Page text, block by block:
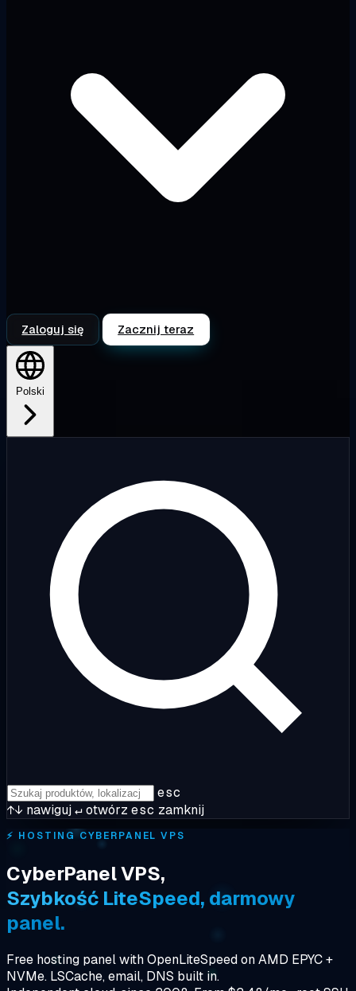
Zaloguj się Zacznij teraz
Polski
esc
↑↓ nawiguj↵otwórz esc zamknij
⚡ HOSTING CYBERPANEL VPS
CyberPanel VPS,
Szybkość LiteSpeed, darmowy
panel.
Free hosting panel with OpenLiteSpeed on AMD EPYC +
NVMe. LSCache, email, DNS built in.